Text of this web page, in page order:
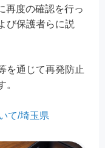
再度の確認を行っ
び保護者らに説
を通じて再発防止
。
て/埼玉県